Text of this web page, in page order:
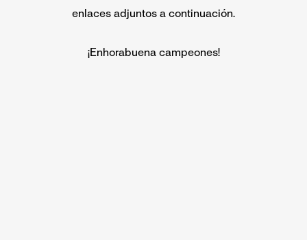
enlaces adjuntos a continuación.
¡Enhorabuena campeones!